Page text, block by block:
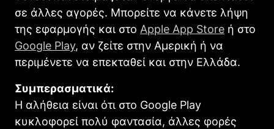
σε άλλες αγορές. Μπορείτε να κάνετε λήψη
της εφαρμογής και στο Apple App Store ή στο
Google Play, αν ζείτε στην Αμερική ή να
περιμένετε να επεκταθεί και στην Ελλάδα.
Συμπερασματικά:
Η αλήθεια είναι ότι στο Google Play
κυκλοφορεί πολύ φαντασία, άλλες φορές